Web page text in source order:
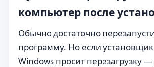
компьютер после
Обычно достаточно
программу. Но если
Windows просит перезагрузку